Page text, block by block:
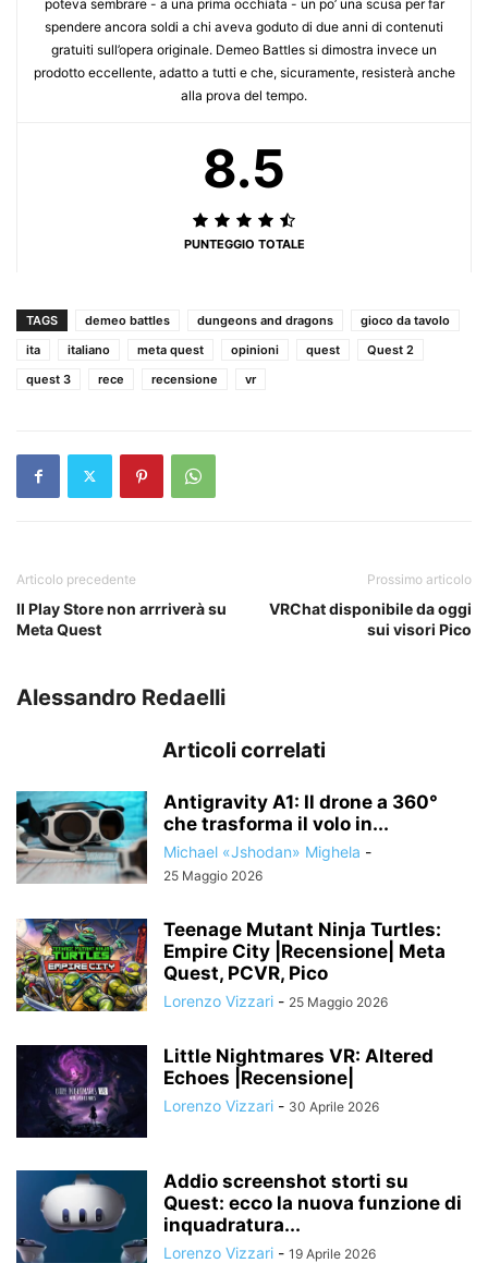
poteva sembrare - a una prima occhiata - un po’ una scusa per far
spendere ancora soldi a chi aveva goduto di due anni di contenuti
gratuiti sull’opera originale. Demeo Battles si dimostra invece un
prodotto eccellente, adatto a tutti e che, sicuramente, resisterà anche
alla prova del tempo.
8.5
PUNTEGGIO TOTALE
TAGS demeo battles dungeons and dragons
gioco da tavolo
ita
italiano meta quest opinioni quest
Quest 2
quest 3
rece recensione vr
Articolo precedente
Il Play Store non arrriverà su
Meta Quest
Prossimo articolo
VRChat disponibile da oggi
sui visori Pico
Alessandro Redaelli
Articoli correlati
Antigravity A1: Il drone a 360°
che trasforma il volo in...
Michael «Jshodan» Mighela -
25 Maggio 2026
Teenage Mutant Ninja Turtles:
Empire City |Recensione| Meta
Quest, PCVR, Pico
Lorenzo Vizzari - 25 Maggio 2026
Little Nightmares VR: Altered
Echoes |Recensione|
Lorenzo Vizzari - 30 Aprile 2026
Addio screenshot storti su
Quest: ecco la nuova funzione di
inquadratura...
Lorenzo Vizzari - 19 Aprile 2026